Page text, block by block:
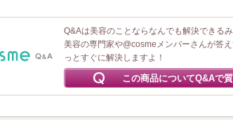
Q&Aは美容のことならなんでも解決できる
美容の専門家や@cosmeメンバーさんが答
っとすぐに解決しますよ！
この商品についてQ&Aで